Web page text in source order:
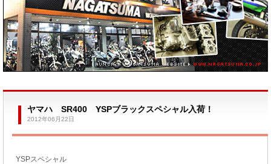
ヤマハ SR400 YSPブラックスペシャル入荷！
2012年06月22日
YSPスペシャル